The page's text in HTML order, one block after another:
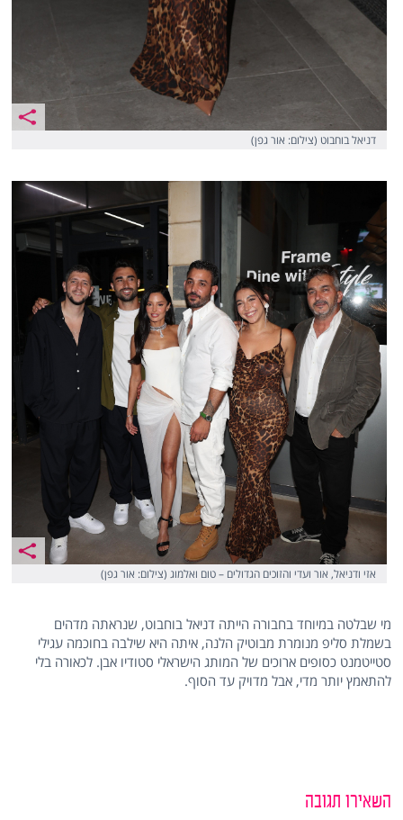
דניאל בוחבוט (צילום: אור גפן)
אזי ודניאל, אור ועדי והזוכים הגדולים – טום ואלמוג (צילום: אור גפן)
מי שבלטה במיוחד בחבורה הייתה דניאל בוחבוט, שנראתה מדהים
בשמלת סליפ מנומרת מבוטיק הלנה, איתה היא שילבה בחוכמה עגילי
סטייטמנט כסופים ארוכים של המותג הישראלי סטודיו אבן. לכאורה בלי
להתאמץ יותר מדי, אבל מדויק עד הסוף.
השאירו תגובה